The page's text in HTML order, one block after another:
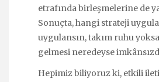
etrafında birleşmelerine de
Sonuçta, hangi strateji
uygulansın, takım ruhu
gelmesi neredeyse
Hepimiz biliyoruz ki, etkili